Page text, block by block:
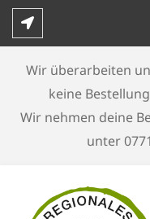
Skip
Wir überarbeiten
keine
Wir nehmen deine
unter